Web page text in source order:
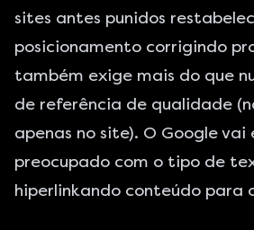
sites antes punidos
posicionamento corrigindo
também exige mais do que
de referência de qualidade
apenas no site). O Google vai
preocupado com o tipo de
hiperlinkando conteúdo para